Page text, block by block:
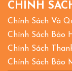
CHÍNH
Chính Sách Và
Chính Sách Bảo
Chính Sách
Chính Sách Bảo